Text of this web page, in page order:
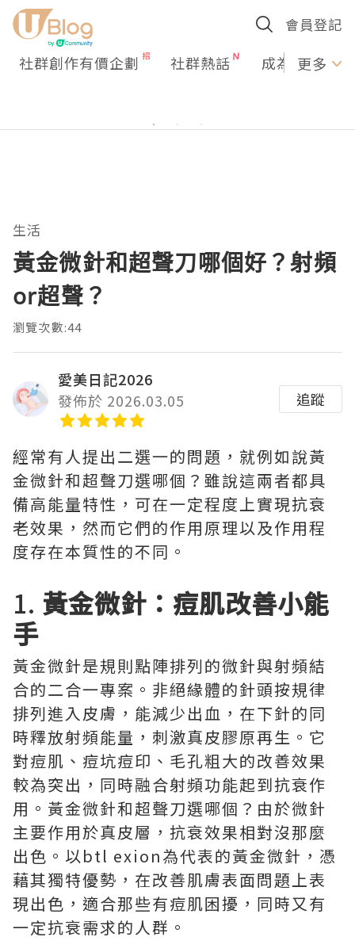
會員登記
社群創作有價企劃 社群熱話 成為U更多
生活
黃金微針和超聲刀哪個好？射頻
or超聲？
瀏覽次數:44
愛美日記2026
發佈於 2026.03.05
追蹤
經常有人提出二選一的問題，就例如說黃
金微針和超聲刀選哪個？雖說這兩者都具
備高能量特性，可在一定程度上實現抗衰
老效果，然而它們的作用原理以及作用程
度存在本質性的不同。
1. 黃金微針：痘肌改善小能
手
黃金微針是規則點陣排列的微針與射頻結
合的二合一專案。非絕緣體的針頭按規律
排列進入皮膚，能減少出血，在下針的同
時釋放射頻能量，刺激真皮膠原再生。它
對痘肌、痘坑痘印、毛孔粗大的改善效果
較為突出，同時融合射頻功能起到抗衰作
用。黃金微針和超聲刀選哪個？由於微針
主要作用於真皮層，抗衰效果相對沒那麼
出色。以btl exion為代表的黃金微針，憑
藉其獨特優勢，在改善肌膚表面問題上表
現出色，適合那些有痘肌困擾，同時又有
一定抗衰需求的人群。